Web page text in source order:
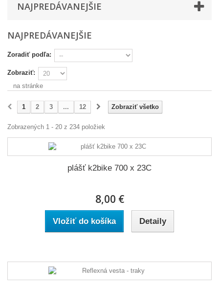
NAJPREDÁVANEJŠIE
NAJPREDÁVANEJŠIE
Zoradiť podľa:
Zobraziť:
na stránke
Zobraziť všetko
1 2 3 ... 12
Zobrazených 1 - 20 z 234 položiek
plášť k2bike 700 x 23C
8,00 €
Vložiť do košíka Detaily